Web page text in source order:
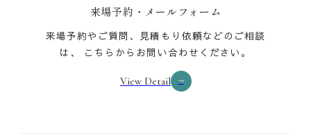
来場予約・メールフォーム
来場予約やご質問、見積もり依頼などのご相談
は、
こちらからお問い合わせください。
View Detail